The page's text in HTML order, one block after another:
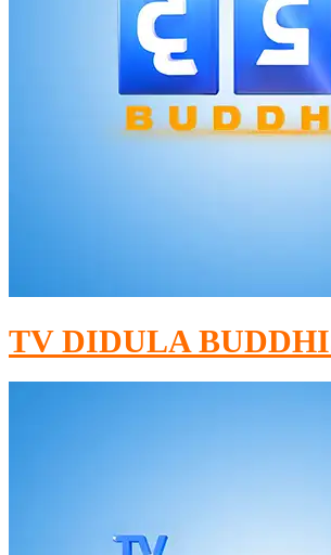
TV DIDULA